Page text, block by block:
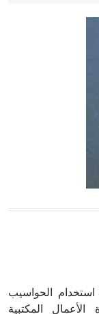
مؤلفات هي:
جروح الرأس.
البحر ويتركب
الحمرة وهو
يُقصد بالأتمتة المكتبية office automation استخدام الحواسيب
المكتبية